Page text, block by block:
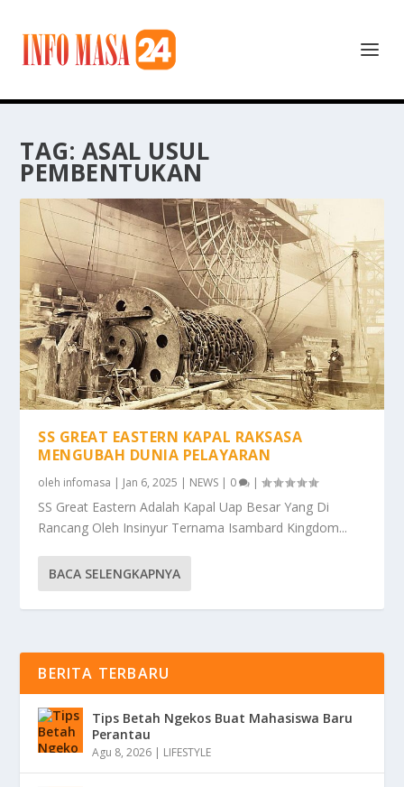
TAG: ASAL USUL
PEMBENTUKAN
SS GREAT EASTERN KAPAL RAKSASA
MENGUBAH DUNIA PELAYARAN
oleh infomasa | Jan 6, 2025 | NEWS | 0 |
SS Great Eastern Adalah Kapal Uap Besar Yang Di
Rancang Oleh Insinyur Ternama Isambard Kingdom...
BACA SELENGKAPNYA
BERITA TERBARU
Tips Betah Ngekos Buat Mahasiswa Baru
Perantau
Agu 8, 2026 | LIFESTYLE